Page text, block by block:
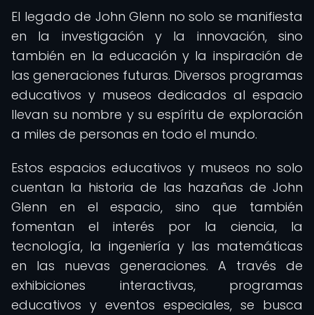
El legado de John Glenn no solo se manifiesta
en la investigación y la innovación, sino
también en la educación y la inspiración de
las generaciones futuras. Diversos programas
educativos y museos dedicados al espacio
llevan su nombre y su espíritu de exploración
a miles de personas en todo el mundo.
Estos espacios educativos y museos no solo
cuentan la historia de las hazañas de John
Glenn en el espacio, sino que también
fomentan el interés por la ciencia, la
tecnología, la ingeniería y las matemáticas
en las nuevas generaciones. A través de
exhibiciones interactivas, programas
educativos y eventos especiales, se busca